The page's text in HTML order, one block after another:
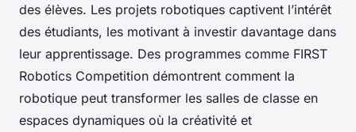
des élèves. Les projets robotiques captivent l’intérêt
des étudiants, les motivant à investir davantage dans
leur apprentissage. Des programmes comme FIRST
Robotics Competition démontrent comment la
robotique peut transformer les salles de classe en
espaces dynamiques où la créativité et